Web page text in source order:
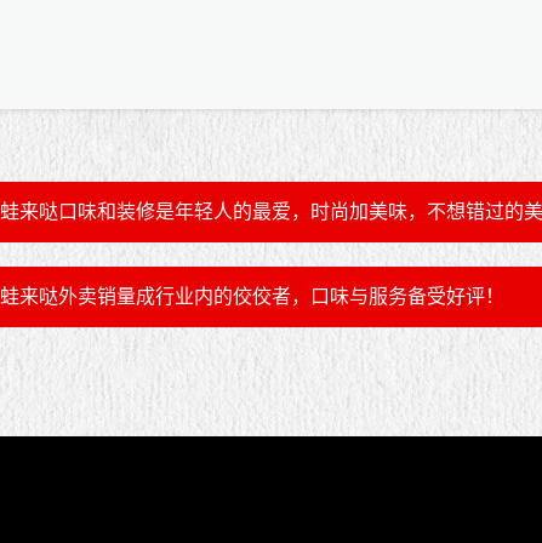
蛙来哒口味和装修是年轻人的最爱，时尚加美味，不想错过的
蛙来哒外卖销量成行业内的佼佼者，口味与服务备受好评！